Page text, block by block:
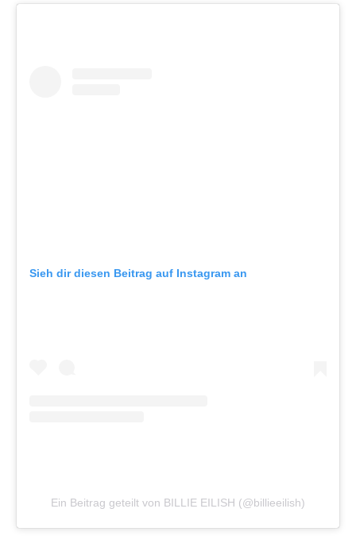
Sieh dir diesen Beitrag auf Instagram an
Ein Beitrag geteilt von BILLIE EILISH (@billieeilish)